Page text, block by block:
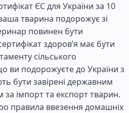
ЄС для України за 10
тварина подорожує зі
повинен бути
здоров’я має бути
сільського
ви подорожуєте до України з
бути завірені державним
за імпорт та експорт тварин.
правила ввезення домашніх